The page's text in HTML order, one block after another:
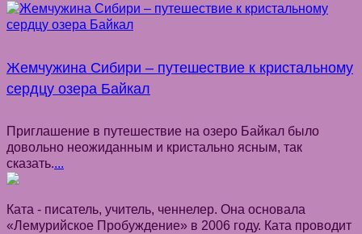
Жемчужина Сибири – путешествие к кристальному
сердцу озера Байкал
Приглашение в путешествие на озеро Байкал было
довольно неожиданным и кристально ясным, так
сказать....
Ката - писатель, учитель, ченнелер. Она основала
«Лемурийское Пробуждение» в 2006 году. Ката проводит